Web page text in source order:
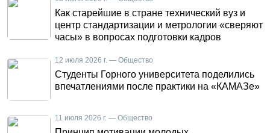
Как старейшие в стране технический вуз и
центр стандартизации и метрологии «сверяют
часы» в вопросах подготовки кадров
12 июля 2026 г. — Общество
Студенты Горного университета поделились
впечатлениями после практики на «КАМАЗе»
11 июля 2026 г. — Общество